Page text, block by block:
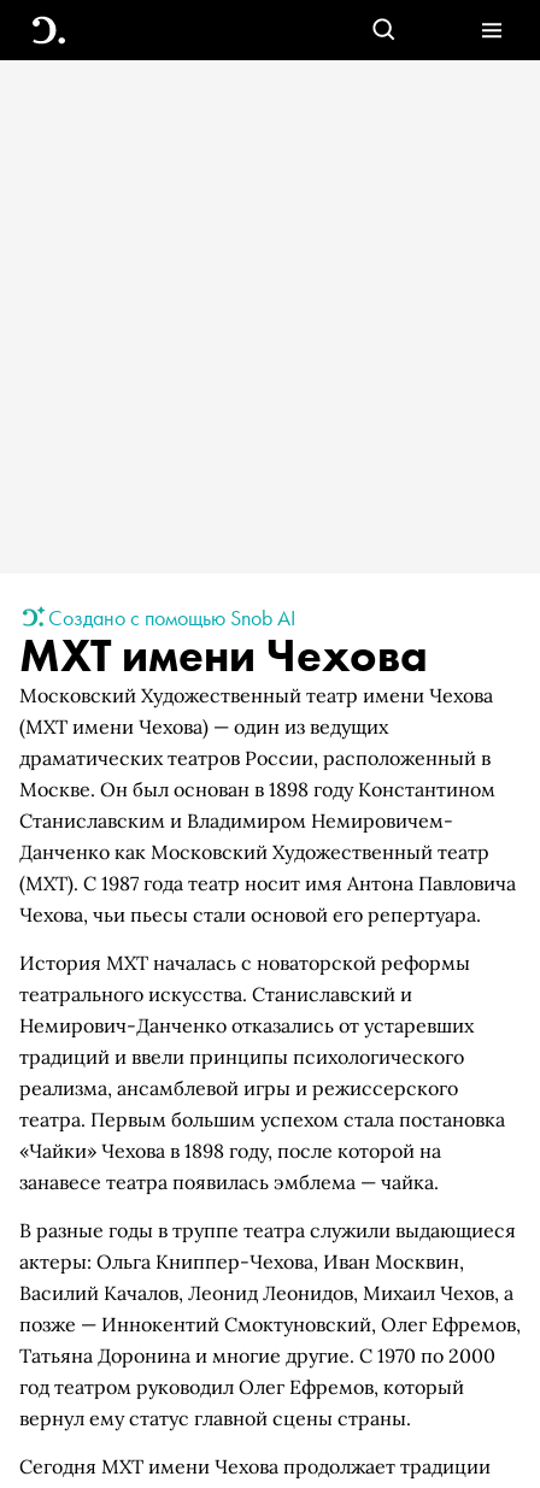
Создано с помощью Snob AI
МХТ имени Чехова
Московский Художественный театр имени Чехова
(МХТ имени Чехова) — один из ведущих
драматических театров России, расположенный в
Москве. Он был основан в 1898 году Константином
Станиславским и Владимиром Немировичем-
Данченко как Московский Художественный театр
(МХТ). С 1987 года театр носит имя Антона Павловича
Чехова, чьи пьесы стали основой его репертуара.
История МХТ началась с новаторской реформы
театрального искусства. Станиславский и
Немирович-Данченко отказались от устаревших
традиций и ввели принципы психологического
реализма, ансамблевой игры и режиссерского
театра. Первым большим успехом стала постановка
«Чайки» Чехова в 1898 году, после которой на
занавесе театра появилась эмблема — чайка.
В разные годы в труппе театра служили выдающиеся
актеры: Ольга Книппер-Чехова, Иван Москвин,
Василий Качалов, Леонид Леонидов, Михаил Чехов, а
позже — Иннокентий Смоктуновский, Олег Ефремов,
Татьяна Доронина и многие другие. С 1970 по 2000
год театром руководил Олег Ефремов, который
вернул ему статус главной сцены страны.
Сегодня МХТ имени Чехова продолжает традиции